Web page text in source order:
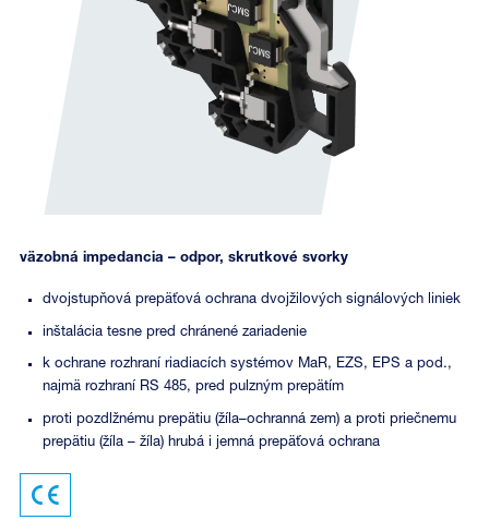
väzobná impedancia – odpor, skrutkové svorky
dvojstupňová prepäťová ochrana dvojžilových signálových liniek
inštalácia tesne pred chránené zariadenie
k ochrane rozhraní riadiacích systémov MaR, EZS, EPS a pod.,
najmä rozhraní RS 485, pred pulzným prepätím
proti pozdlžnému prepätiu (žíla–ochranná zem) a proti priečnemu
prepätiu (žíla – žíla) hrubá i jemná prepäťová ochrana